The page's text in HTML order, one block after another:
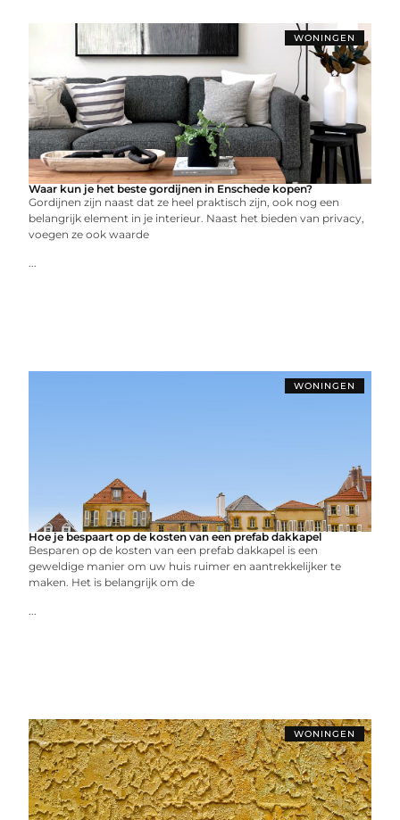
WONINGEN
Waar kun je het beste gordijnen in Enschede kopen?
Gordijnen zijn naast dat ze heel praktisch zijn, ook nog een
belangrijk element in je interieur. Naast het bieden van privacy,
voegen ze ook waarde
...
WONINGEN
Hoe je bespaart op de kosten van een prefab dakkapel
Besparen op de kosten van een prefab dakkapel is een
geweldige manier om uw huis ruimer en aantrekkelijker te
maken. Het is belangrijk om de
...
WONINGEN